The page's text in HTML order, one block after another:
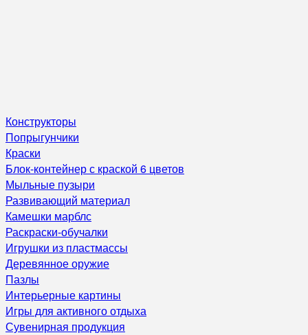
Конструкторы
Попрыгунчики
Краски
Блок-контейнер с краской 6 цветов
Мыльные пузыри
Развивающий материал
Камешки марблс
Раскраски-обучалки
Игрушки из пластмассы
Деревянное оружие
Пазлы
Интерьерные картины
Игры для активного отдыха
Сувенирная продукция